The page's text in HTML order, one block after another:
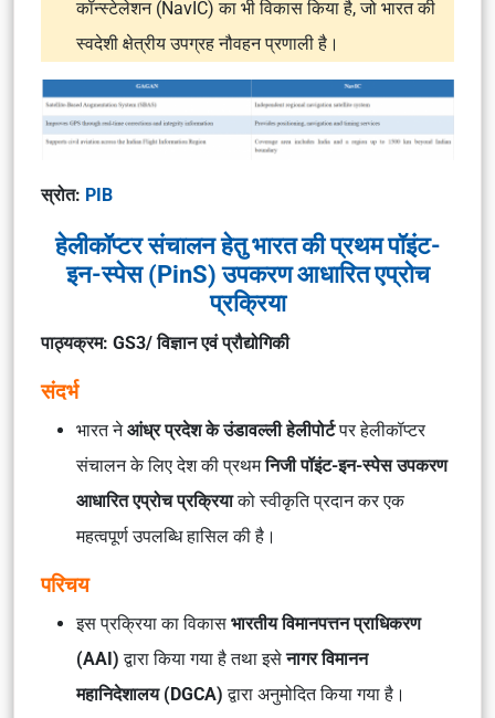
कॉन्स्टेलेशन (NavIC) का भी विकास किया है, जो भारत की
स्वदेशी क्षेत्रीय उपग्रह नौवहन प्रणाली है।
स्रोत: PIB
हेलीकॉप्टर संचालन हेतु भारत की प्रथम पॉइंट-
इन-स्पेस (PinS) उपकरण आधारित एप्रोच
प्रक्रिया
पाठ्यक्रम: GS3/ विज्ञान एवं प्रौद्योगिकी
संदर्भ
भारत नेआंध्र प्रदेश के उंडावल्ली हेलीपोर्टपर हेलीकॉप्टर
संचालन के लिए देश की प्रथमनिजी पॉइंट-इन-स्पेस उपकरण
आधारित एप्रोच प्रक्रियाको स्वीकृति प्रदान कर एक
महत्वपूर्ण उपलब्धि हासिल की है।
परिचय
इस प्रक्रिया का विकास भारतीय विमानपत्तन प्राधिकरण
(AAI) द्वारा किया गया है तथा इसेनागर विमानन
महानिदेशालय (DGCA) द्वारा अनुमोदित किया गया है।